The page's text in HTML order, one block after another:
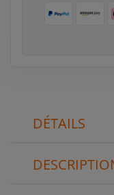
DÉTAILS